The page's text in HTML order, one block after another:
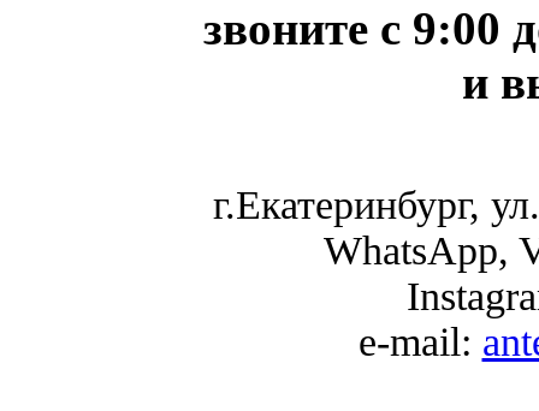
звоните с 9:00
и
г.Екатеринбург,
WhatsApp,
e-mail: